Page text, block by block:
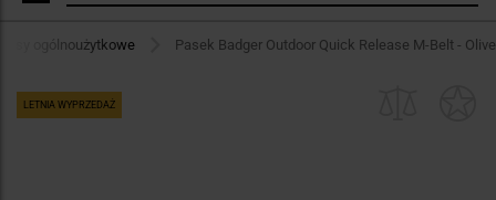
Pasy ogólnoużytkowe Pasek Badger Outdoor Quick Release M-Belt - Olive
LETNIA WYPRZEDAŻ